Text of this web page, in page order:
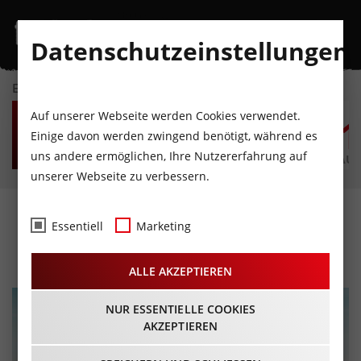
EVENTKALENDER
FR
7
AUGUST
SA
8
AUGUST
SO
9
AUGUST
MO
10
AUGUST
DI
11
AUGUST
Sick Trick Family Day
09.02.2025 - Beginn 10:00 Uhr
Datenschutzeinstellungen
Auf unserer Webseite werden Cookies verwendet.
Einige davon werden zwingend benötigt, während es
uns andere ermöglichen, Ihre Nutzererfahrung auf
unserer Webseite zu verbessern.
Essentiell Marketing
ALLE AKZEPTIEREN
NUR ESSENTIELLE COOKIES
AKZEPTIEREN